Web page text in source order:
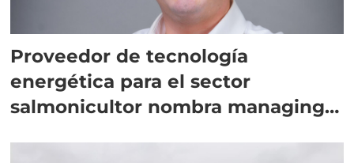
Proveedor de tecnología
energética para el sector
salmonicultor nombra managing